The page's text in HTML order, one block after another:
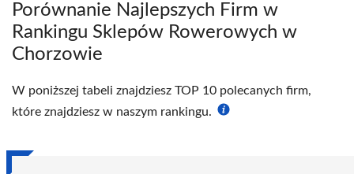
Porównanie Najlepszych Firm w
Rankingu Sklepów Rowerowych w
Chorzowie
W poniższej tabeli znajdziesz TOP 10 polecanych firm,
które znajdziesz w naszym rankingu.